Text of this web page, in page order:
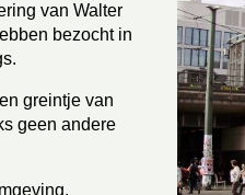
van Walter
bezocht in
greintje van
geen andere